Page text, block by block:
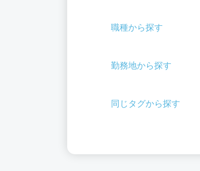
職種から探す
勤務地から探す
同じタグから探す